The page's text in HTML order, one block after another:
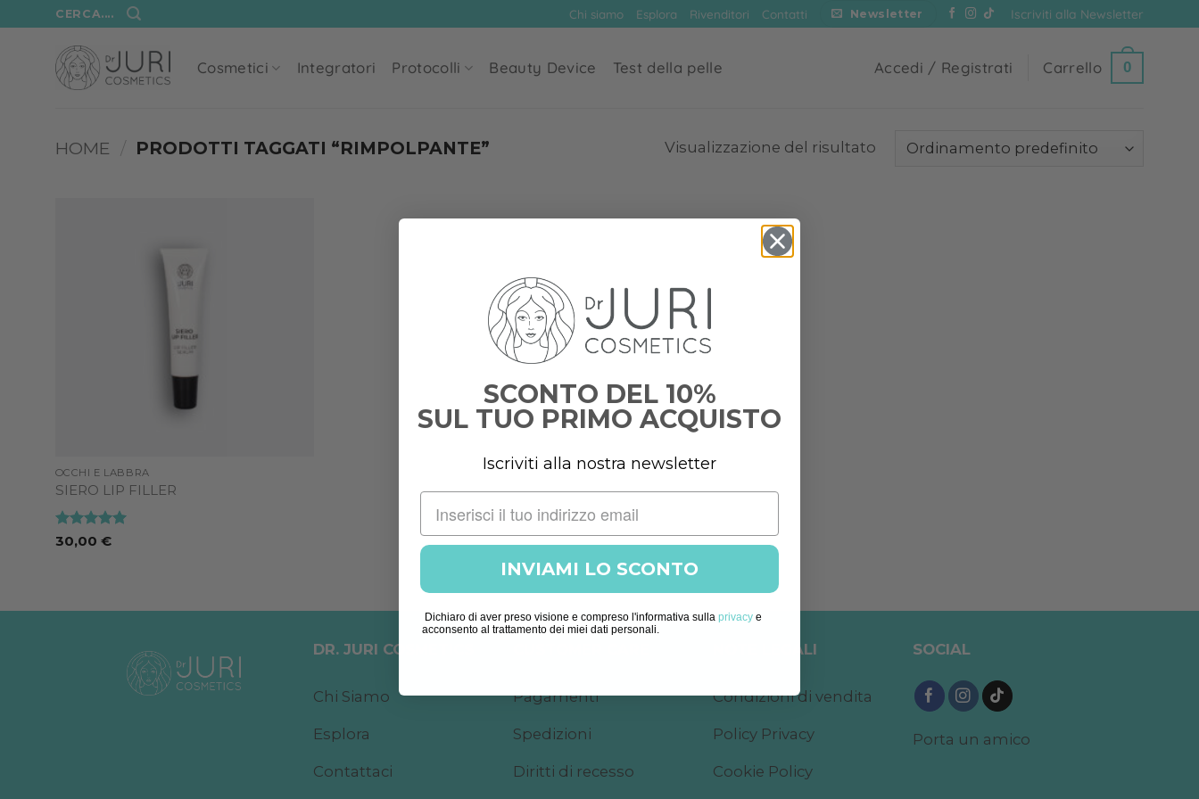
contenuti
CERCA.... Chi siamo Esplora Rivenditori Contatti Newsletter Iscriviti alla Newsletter
Cosmetici Integratori Protocolli Beauty Device Test della pelle Accedi / Registrati Carrello 0
HOME / PRODOTTI TAGGATI “RIMPOLPANTE” Visualizzazione del risultato
OCCHI E LABBRA
SIERO LIP FILLER
Valutato5
30,00 €
DR. JURI COSMETICS
Chi Siamo
Esplora
Contattaci
Pagamenti
Spedizioni
Diritti di recesso
NOTE LEGALI
Condizioni di vendita
Policy Privacy
Cookie Policy
SOCIAL
Porta un amico
SCONTO DEL 10%
SUL TUO PRIMO ACQUISTO
Iscriviti alla nostra newsletter
INVIAMI LO SCONTO
Dichiaro di aver preso visione e compreso l'informativa sulla privacy e
acconsento al trattamento dei miei dati personali.